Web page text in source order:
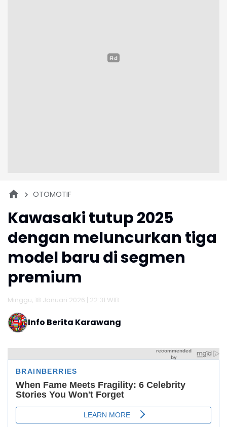
OTOMOTIF
Kawasaki tutup 2025
dengan meluncurkan tiga
model baru di segmen
premium
Minggu, 18 Januari 2026 | 22:31 WIB
Info Berita Karawang